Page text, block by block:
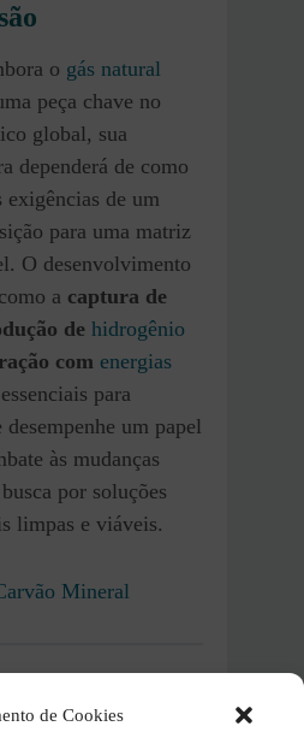
de Cookies
o gás natural
peça chave no
global, sua
dependerá de como
exigências de um
para uma matriz
O desenvolvimento
a captura de
de hidrogênio
com energias
para
um papel
às mudanças
por soluções
limpas e viáveis.
Mineral